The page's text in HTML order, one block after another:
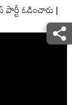
పార్టీ ఓడించారు |